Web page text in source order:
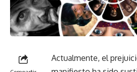
Actualmente, el